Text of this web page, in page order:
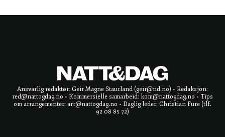
Ansvarlig redaktør: Geir Magne Staurland (geir@nd.no) • Redaksjon:
red@nattogdag.no • Kommersielle samarbeid: kom@nattogdag.no • Tips
om arrangementer: arr@nattogdag.no • Daglig leder: Christian Fure (tlf.
92 08 85 72)